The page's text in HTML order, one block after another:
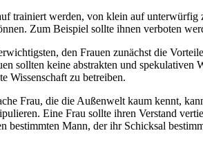
trainiert werden, von klein auf unterwürfig
Zum Beispiel sollte ihnen verboten
den Frauen zunächst die
sollten keine abstrakten und spekulativen
Wissenschaft zu betreiben.
Frau, die die Außenwelt kaum kennt,
Eine Frau sollte ihren Verstand
bestimmten Mann, der ihr Schicksal